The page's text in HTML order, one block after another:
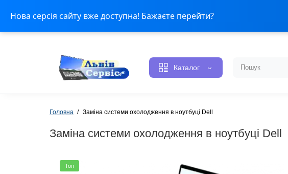
Нова серсія сайту вже доступна! Бажаєте перейти?
Каталог
Головна Заміна системи охолодження в ноутбуці Dell
Заміна системи охолодження в ноутбуці Dell
Топ